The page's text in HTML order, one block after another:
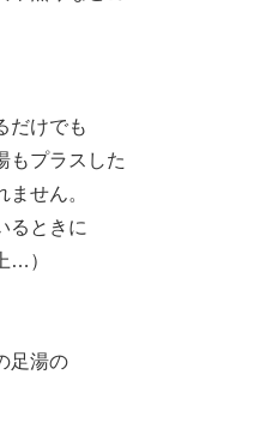
だけでも
もプラスした
せん。
るときに
…）
足湯の